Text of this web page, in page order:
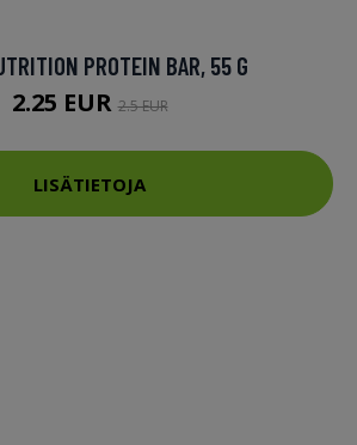
PROTEIN BAR, 55 G
2.25 EUR2.5 EUR
LISÄTIETOJA